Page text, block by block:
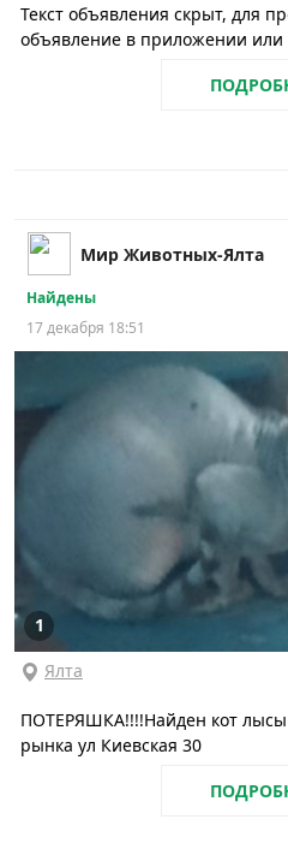
Текст объявления скрыт, для
объявление в приложении или
Мир Животных-Ялта
Найдены
17 декабря 18:51
1
Ялта
ПОТЕРЯШКА!!!!Найден кот
рынка ул Киевская 30